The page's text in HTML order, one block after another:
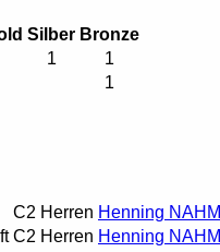
Silber Bronze
1
1
1
C2 Herren Henning NAHM
C2 Herren Henning NAHM